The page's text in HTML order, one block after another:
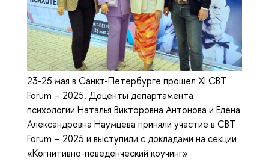
23-25 мая в Санкт-Петербурге прошел XI CBT
Forum – 2025. Доценты департамента
психологии Наталья Викторовна Антонова и Елена
Александровна Наумцева приняли участие в CBT
Forum – 2025 и выступили с докладами на секции
«Когнитивно-поведенческий коучинг»